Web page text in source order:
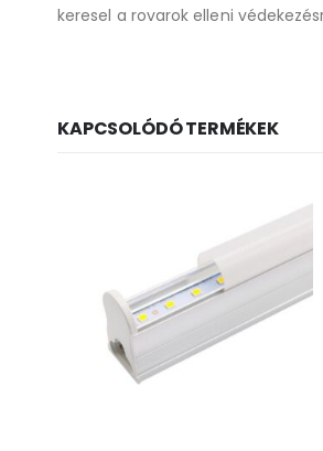
keresel a rovarok elleni
KAPCSOLÓDÓ TERMÉKEK